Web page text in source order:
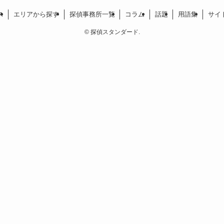
エリアから探す 探偵事務所一覧 コラム 話題 用語集 サイ
©探偵スタンダード.